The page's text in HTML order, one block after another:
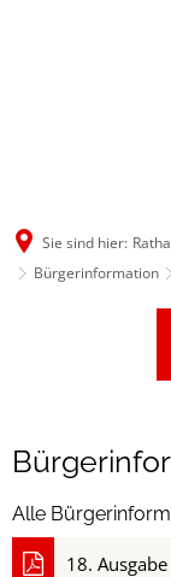
Sie sind hier:
Bürgerinformation
2013
Alle
18.